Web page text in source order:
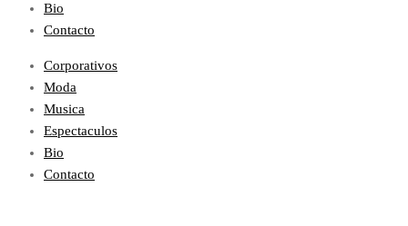
Bio
Contacto
Corporativos
Moda
Musica
Espectaculos
Bio
Contacto